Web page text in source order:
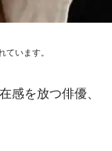
います。
感を放つ俳優、